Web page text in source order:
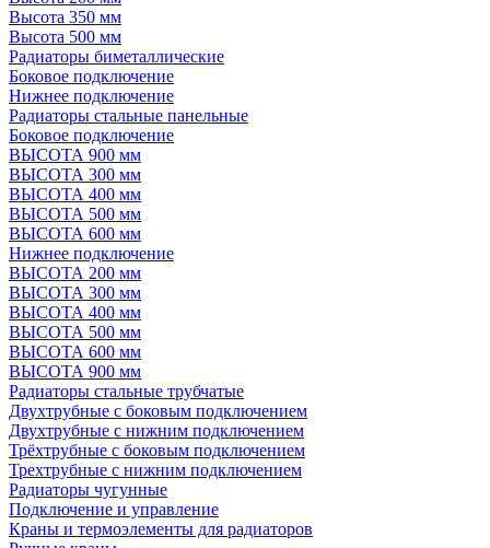
Высота 350 мм
Высота 500 мм
Радиаторы биметаллические
Боковое подключение
Нижнее подключение
Радиаторы стальные панельные
Боковое подключение
ВЫСОТА 900 мм
ВЫСОТА 300 мм
ВЫСОТА 400 мм
ВЫСОТА 500 мм
ВЫСОТА 600 мм
Нижнее подключение
ВЫСОТА 200 мм
ВЫСОТА 300 мм
ВЫСОТА 400 мм
ВЫСОТА 500 мм
ВЫСОТА 600 мм
ВЫСОТА 900 мм
Радиаторы стальные трубчатые
Двухтрубные с боковым подключением
Двухтрубные с нижним подключением
Трёхтрубные с боковым подключением
Трехтрубные с нижним подключением
Радиаторы чугунные
Подключение и управление
Краны и термоэлементы для радиаторов